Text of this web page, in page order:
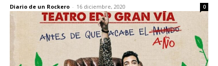
Diario de un Rockero - 16 diciembre, 2020 0